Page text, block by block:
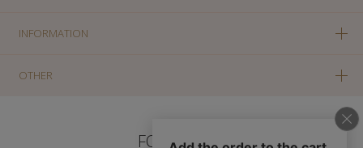
INFORMATION
OTHER
FOLLOW US